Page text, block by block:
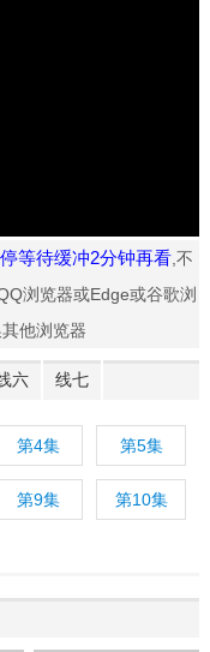
等待缓冲2分钟再看,不
浏览器或Edge或谷歌浏
他浏览器
六 线七
第4集 第5集
第9集 第10集